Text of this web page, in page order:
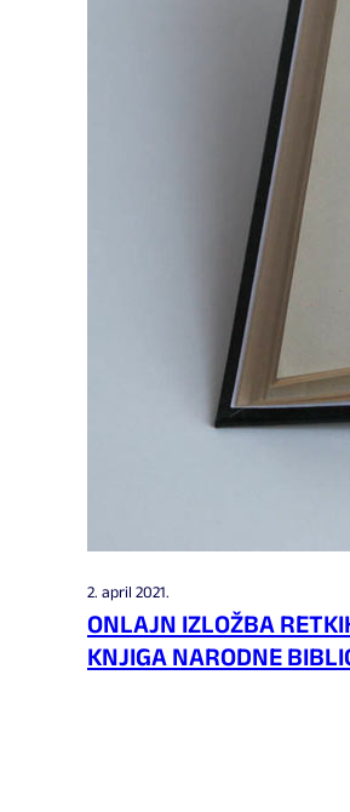
2. april 2021.
ONLAJN IZLOŽBA
KNJIGA NARODNE